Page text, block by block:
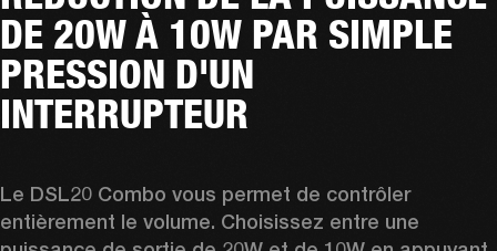
DE 20W À 10W PAR SIMPLE
PRESSION D'UN
INTERRUPTEUR
Le DSL20 Combo vous permet de contrôler
entièrement le volume. Choisissez entre une